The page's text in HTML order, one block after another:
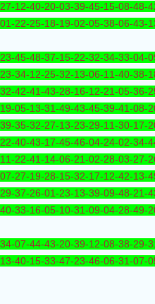
12-40-20-03-39-45-15-08-48-
22-25-18-19-02-05-38-06-43-
45-48-37-15-22-32-34-33-04-
34-12-25-32-13-06-11-40-38-
42-41-43-28-16-12-21-05-36-
05-13-31-49-43-45-39-41-08-
35-32-27-13-23-29-11-30-17-
40-43-17-45-46-04-24-02-34-
22-41-14-06-21-02-28-03-27-
27-19-28-15-32-17-12-42-13-
37-26-01-23-13-39-09-48-21-
33-16-05-10-31-09-04-28-49-
07-44-43-20-39-12-08-38-29-
40-15-33-47-23-46-06-31-07-